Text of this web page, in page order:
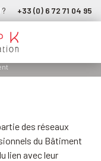
+33 (0) 6 72 71 04 95
des réseaux
du Bâtiment
lien avec leur